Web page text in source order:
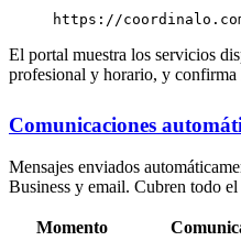
https://
El portal muestra los servicios
profesional y horario, y confirma
Comunicaciones
Mensajes enviados
Business y email. Cubren todo
Momento